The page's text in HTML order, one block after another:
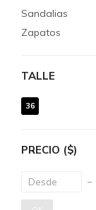
Sandalias
Zapatos
TALLE
36
PRECIO ($)